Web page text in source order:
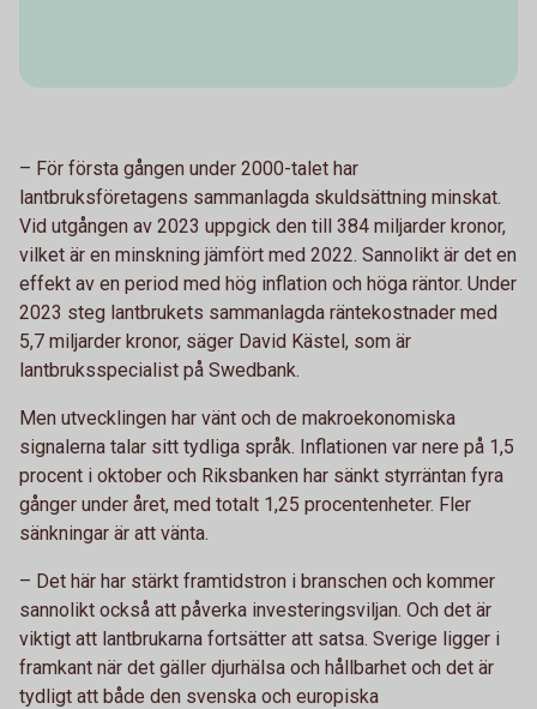
– För första gången under 2000-talet har
lantbruksföretagens sammanlagda skuldsättning minskat.
Vid utgången av 2023 uppgick den till 384 miljarder kronor,
vilket är en minskning jämfört med 2022. Sannolikt är det en
effekt av en period med hög inflation och höga räntor. Under
2023 steg lantbrukets sammanlagda räntekostnader med
5,7 miljarder kronor, säger David Kästel, som är
lantbruksspecialist på Swedbank.
Men utvecklingen har vänt och de makroekonomiska
signalerna talar sitt tydliga språk. Inflationen var nere på 1,5
procent i oktober och Riksbanken har sänkt styrräntan fyra
gånger under året, med totalt 1,25 procentenheter. Fler
sänkningar är att vänta.
– Det här har stärkt framtidstron i branschen och kommer
sannolikt också att påverka investeringsviljan. Och det är
viktigt att lantbrukarna fortsätter att satsa. Sverige ligger i
framkant när det gäller djurhälsa och hållbarhet och det är
tydligt att både den svenska och europiska